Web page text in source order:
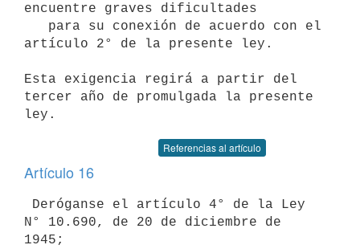
encuentre graves dificultades
artículo 2° de la presente ley.
Esta exigencia regirá a partir del
tercer año de promulgada la presente
Referencias al artículo
Artículo 16
N° 10.690, de 20 de diciembre de
1945;